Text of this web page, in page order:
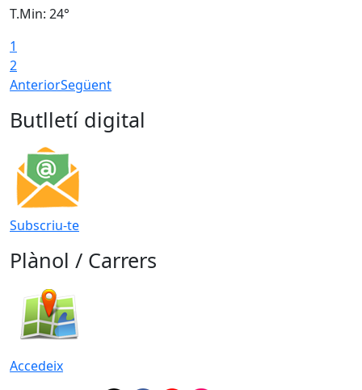
T.Min: 24°
1
2
AnteriorSegüent
Butlletí digital
Subscriu-te
Plànol / Carrers
Accedeix